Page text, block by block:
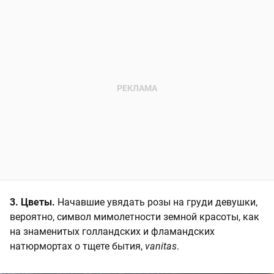
3. Цветы. Начавшие увядать розы на груди девушки,
вероятно, символ мимолетности земной красоты, как
на знаменитых голландских и фламандских
натюрмортах о тщете бытия, vanitas.